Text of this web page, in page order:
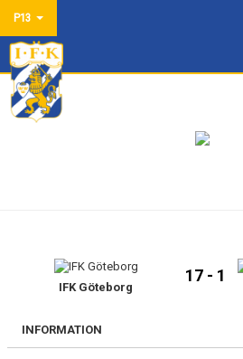
P13
HEM
BILDGALLERI
DOKUMENT
IFK Göteborg
17 - 1
INFORMATION